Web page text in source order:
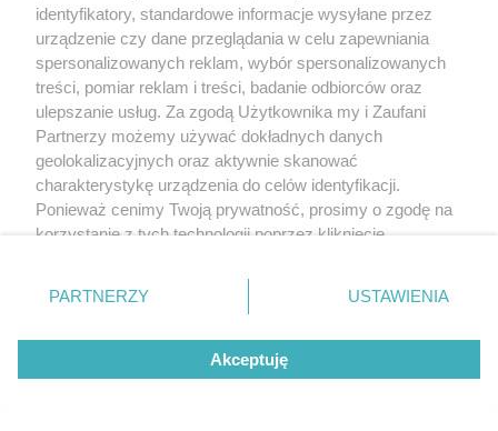
identyfikatory, standardowe informacje wysyłane przez
urządzenie czy dane przeglądania w celu zapewniania
spersonalizowanych reklam, wybór spersonalizowanych
treści, pomiar reklam i treści, badanie odbiorców oraz
ulepszanie usług. Za zgodą Użytkownika my i Zaufani
Partnerzy możemy używać dokładnych danych
geolokalizacyjnych oraz aktywnie skanować
charakterystykę urządzenia do celów identyfikacji.
Ponieważ cenimy Twoją prywatność, prosimy o zgodę na
korzystanie z tych technologii poprzez kliknięcie
zmienić/wycofać klikając przycisk ustawień prywatności
znajdujący się w lewym dolnym rogu strony
rodzaje przetwarzania danych nie wymagają zgody
użytkownika, ale masz prawo sprzeciwić się takiemu
przetwarzaniu. Preferencje będą miały zastosowanie tylko
PARTNERZY USTAWIENIA
Akceptuję